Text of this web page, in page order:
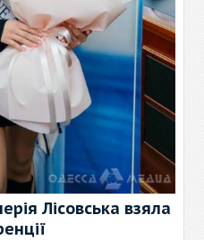
Лісовська взяла